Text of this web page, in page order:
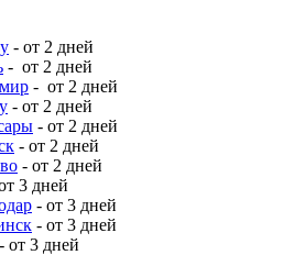
- от 2 дней
- от 2 дней
- от 2 дней
- от 2 дней
- от 2 дней
- от 2 дней
- от 2 дней
3 дней
- от 3 дней
- от 3 дней
- от 3 дней